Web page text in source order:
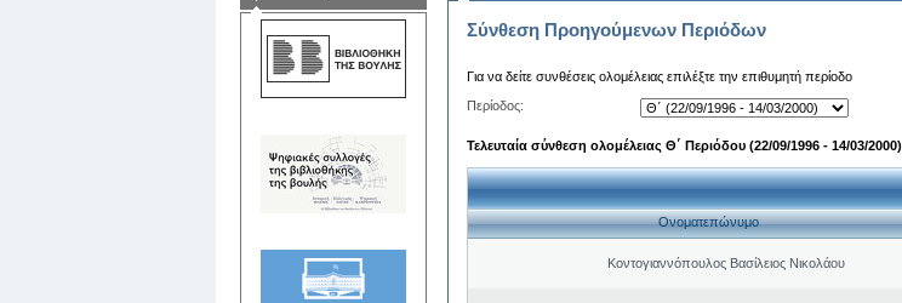
Σύνθεση Προηγούμενων Περιόδων
Για να δείτε συνθέσεις ολομέλειας επιλέξτε την επιθυμητή περίοδο
Περίοδος:
Τελευταία σύνθεση ολομέλειας Θ΄ Περιόδου (22/09/1996 - 14/03/2000)
Ονοματεπώνυμο
Κοντογιαννόπουλος Βασίλειος Νικολάου